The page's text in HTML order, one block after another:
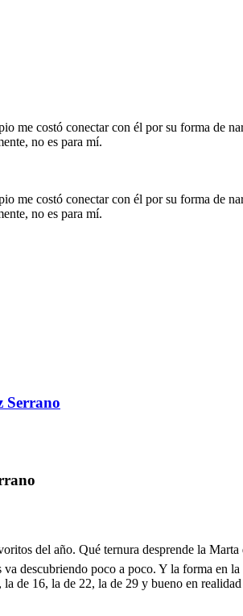
me costó conectar con él por su forma de
no es para mí.
me costó conectar con él por su forma de
no es para mí.
Serrano
del año. Qué ternura desprende la Marta
descubriendo poco a poco. Y la forma
de 16, la de 22, la de 29 y bueno en